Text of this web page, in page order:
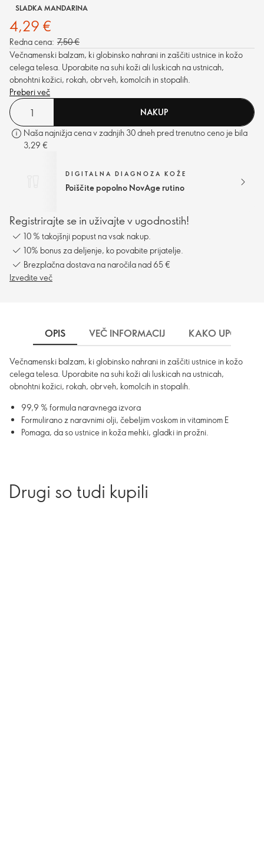
SLADKA MANDARINA
4,29 €
Redna cena: 7,50 €
Večnamenski balzam, ki globinsko nahrani in zaščiti ustnice in kožo
celega telesa. Uporabite na suhi koži ali luskicah na ustnicah,
obnohtni kožici, rokah, obrveh, komolcih in stopalih.
Preberi več
NAKUP
Naša najnižja cena v zadnjih 30 dneh pred trenutno ceno je bila
3,29 €
DIGITALNA DIAGNOZA KOŽE
Poiščite popolno NovAge rutino
Registrirajte se in uživajte v ugodnostih!
10 % takojšnji popust na vsak nakup.
10% bonus za deljenje, ko povabite prijatelje.
Brezplačna dostava na naročila nad 65 €
Izvedite več
OPIS VEČ INFORMACIJ KAKO
Večnamenski balzam, ki globinsko nahrani in zaščiti ustnice in kožo
celega telesa. Uporabite na suhi koži ali luskicah na ustnicah,
obnohtni kožici, rokah, obrveh, komolcih in stopalih.
99,9 % formula naravnega izvora
Formulirano z naravnimi olji, čebeljim voskom in vitaminom E
Pomaga, da so ustnice in koža mehki, gladki in prožni.
Drugi so tudi kupili